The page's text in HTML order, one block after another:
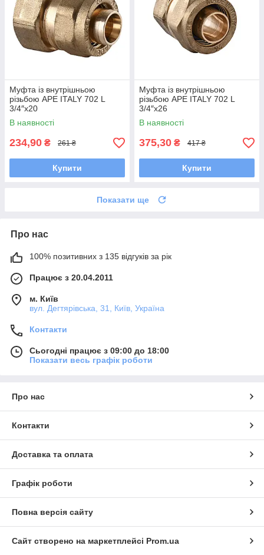
Муфта із внутрішньою
різьбою APE ITALY 702 L
3/4″x20
В наявності
234,90 ₴ 261 ₴
Купити
Муфта із внутрішньою
різьбою APE ITALY 702 L
3/4″x26
В наявності
375,30 ₴ 417 ₴
Купити
Показати ще
Про нас
100% позитивних з 135 відгуків за рік
Працює з 20.04.2011
м. Київ
вул. Дегтярівська, 31, Київ, Україна
Контакти
Сьогодні працює з 09:00 до 18:00
Показати весь графік роботи
Про нас
Контакти
Доставка та оплата
Графік роботи
Повна версія сайту
Сайт створено на маркетплейсі Prom.ua